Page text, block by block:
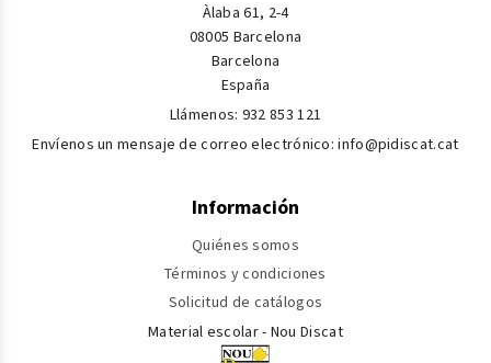
Àlaba 61, 2-4
08005 Barcelona
Barcelona
España
Llámenos: 932 853 121
Envíenos un mensaje de correo electrónico:info@pidiscat.cat
Información
Quiénes somos
Términos y condiciones
Solicitud de catálogos
Material escolar - Nou Discat